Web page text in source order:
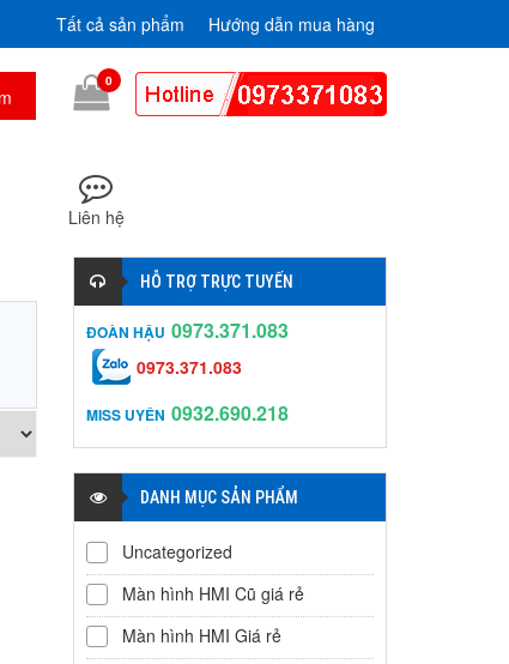
Tất cả sản phẩm Hướng dẫn mua hàng
0
Liên hệ
HỖ TRỢ TRỰC TUYẾN
ĐOÀN HẬU 0973.371.083
0973.371.083
MISS UYÊN 0932.690.218
DANH MỤC SẢN PHẨM
Uncategorized
Màn hình HMI Cũ giá rẻ
Màn hình HMI Giá rẻ